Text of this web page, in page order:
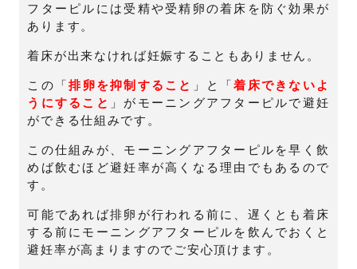
フターピルには受精や受精卵の着床を防ぐ効果が
あります。
着床が出来なければ妊娠することもありません。
この「排卵を抑制すること 」と「着床できないよ
うにすること 」がモーニングアフターピルで避妊
ができる仕組みです。
この仕組みが、モーニングアフターピルを早く飲
めば飲むほど避妊率が高くなる理由でもあるので
す。
可能であれば排卵が行われる前に、遅くとも着床
する前にモーニングアフターピルを飲んでおくと
避妊率が高まりますのでご安心頂けます。